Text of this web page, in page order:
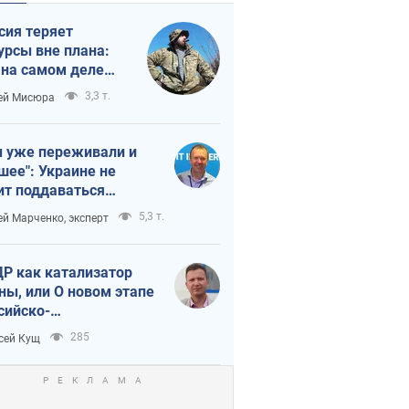
теряет
вне плана:
на самом деле
темп войны
Мисюра 3,3 т.
переживали и
Украине не
поддаваться
из-за
террора
Марченко, эксперт 5,3 т.
как катализатор
или О новом этапе
союза
Кущ 285